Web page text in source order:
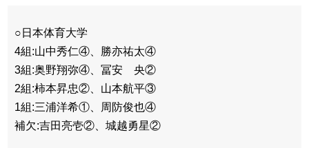
○日本体育大学
4組:山中秀仁④、勝亦祐太④
3組:奥野翔弥④、冨安 央②
2組:柿本昇忠②、山本航平③
1組:三浦洋希①、周防俊也④
補欠:吉田亮壱②、城越勇星②